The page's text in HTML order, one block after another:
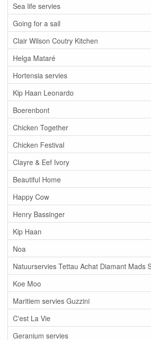
Sea life servies
Going for a sail
Clair Wilson Coutry Kitchen
Helga Mataré
Hortensia servies
Kip Haan Leonardo
Boerenbont
Chicken Together
Chicken Festival
Clayre & Eef Ivory
Beautiful Home
Happy Cow
Henry Bassinger
Kip Haan
Noa
Natuurservies Tettau Achat Diamant Mads
Koe Moo
Maritiem servies Guzzini
C'est La Vie
Geranium servies